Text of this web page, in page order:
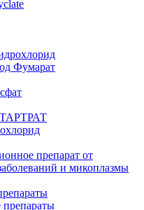
Фумарат
препарат от
и микоплазмы